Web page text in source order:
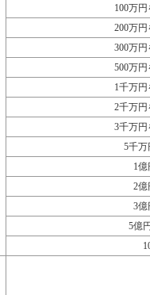
100万
200万
300万
500万
1千万
2千万
3千万
5千
1
2
3
5億